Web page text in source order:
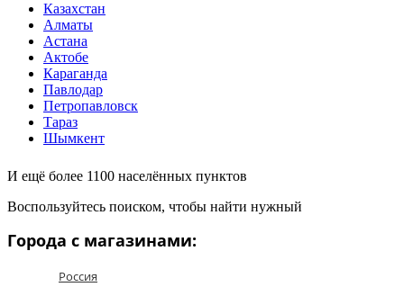
Казахстан
Алматы
Астана
Актобе
Караганда
Павлодар
Петропавловск
Тараз
Шымкент
И ещё более 1100 населённых пунктов
Воспользуйтесь поиском, чтобы найти нужный
Города с магазинами:
Россия